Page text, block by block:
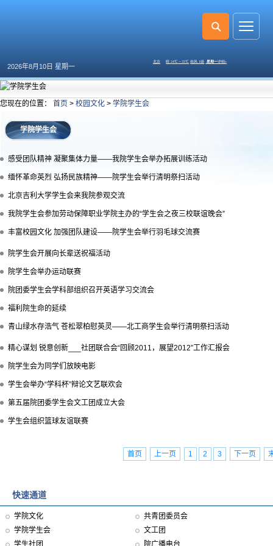
2026年8月10日 星期一
快速通道
学院文化
共青团委员会
学院学生会
文工团
学生社团
院广播电台
您现在的位置： 首页 > 校园文化 > 学院学生会
学院学生会
感受团队精神 凝聚集体力量——我院学生会举办拓展训练活动
缅怀革命英烈 弘扬民族精神——院学生会举行清明祭扫活动
北京吉利大学学生会来我院参观交流
我院学生会参加劳动保障职业学院主办的“学生会之夜三校联谊晚会”
丰富校园文化 加强团队建设——院学生会举行羽毛球交流赛
院学生会开展向长辈送祝福活动
院学生会举办运动联赛
院团委学生会学科部组织召开英语学习交流会
福利院生命的延续
青山绿水存浩气 苍松翠柏慰英灵——北工商学生会举行清明祭扫活动
精心谋划 锐意创新___社团联合会“回顾2011，展望2012”工作汇报会
院学生会为同学们放映电影
学生会举办“学科杯”辩论文艺联欢会
第五届院团委学生会文工团成立大会
学生会组织篮球友谊联赛
首页 上一页 1 2 3 下一页